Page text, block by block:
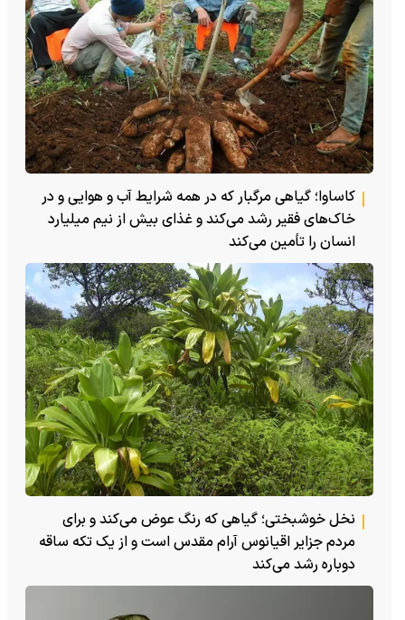
کاساوا؛ گیاهی مرگبار که در همه شرایط آب و هوایی و در
خاک‌های فقیر رشد می‌کند و غذای بیش از نیم میلیارد
انسان را تأمین می‌کند
نخل خوشبختی؛ گیاهی که رنگ عوض می‌کند و برای
مردم جزایر اقیانوس آرام مقدس است و از یک تکه ساقه
دوباره رشد می‌کند